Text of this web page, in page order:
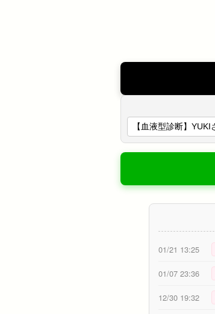
01/21 13:25
01/07 23:36
12/30 19:32